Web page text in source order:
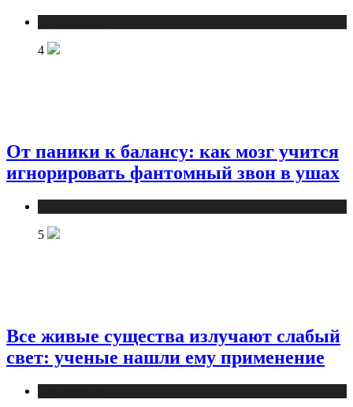
4
От паники к балансу: как мозг учится
игнорировать фантомный звон в ушах
5
Все живые существа излучают слабый
свет: ученые нашли ему применение